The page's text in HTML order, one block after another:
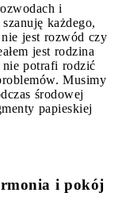
i
każdego,
jest rozwód czy
jest rodzina
potrafi rodzić
Musimy
środowej
papieskiej
i pokój